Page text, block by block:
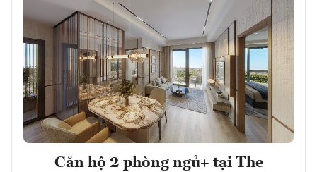
Căn hộ 2 phòng ngủ+ tại The